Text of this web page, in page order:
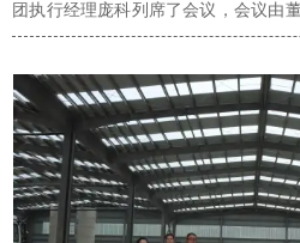
团执行经理庞科列席了会议，会议由
年控股集团的重新定位、工作原则